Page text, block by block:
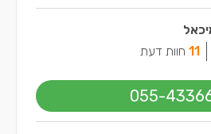
11 חוות דעת
055-